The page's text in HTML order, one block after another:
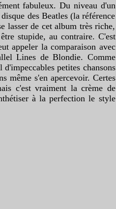
fabuleux. Du niveau d'un
des Beatles (la référence
lasser de cet album très riche,
stupide, au contraire. C'est
appeler la comparaison avec
Lines de Blondie. Comme
petites chansons
même s'en apercevoir. Certes
c'est vraiment la crème de
à la perfection le style